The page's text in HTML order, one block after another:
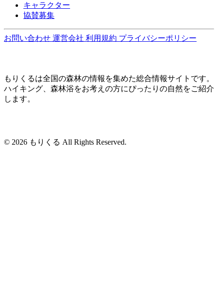
キャラクター
協賛募集
お問い合わせ 運営会社 利用規約 プライバシーポリシー
もりくるは全国の森林の情報を集めた総合情報サイトです。
ハイキング、森林浴をお考えの方にぴったりの自然をご紹介
します。
© 2026 もりくる All Rights Reserved.